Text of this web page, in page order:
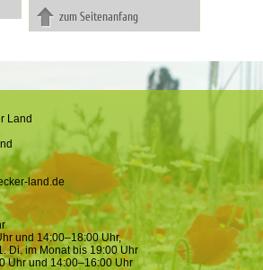
zum Seitenanfang
Land
land.de
und 14:00–18:00 Uhr,
Di. im Monat bis 19:00 Uhr
Uhr und 14:00–16:00 Uhr